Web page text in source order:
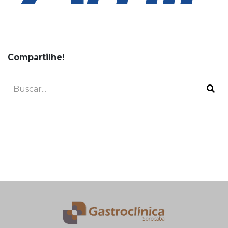
Compartilhe!